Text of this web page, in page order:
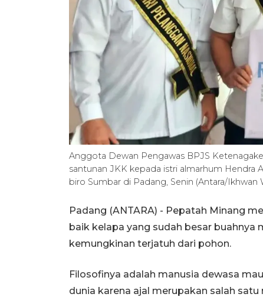
Anggota Dewan Pengawas BPJS
santunan JKK kepada istri almarhum Hendra
biro Sumbar di Padang, Senin (Antara/Ikhwan
Padang (ANTARA) - Pepatah Minang
baik kelapa yang sudah besar
kemungkinan terjatuh dari pohon.
Filosofinya adalah manusia dewasa
dunia karena ajal merupakan salah